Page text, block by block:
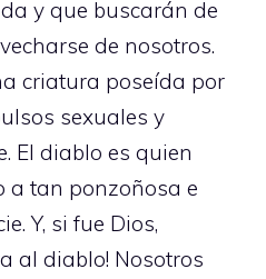
y que buscarán de
de nosotros.
criatura poseída por
sexuales y
El diablo es quien
a tan ponzoñosa e
Y, si fue Dios,
al diablo! Nosotros